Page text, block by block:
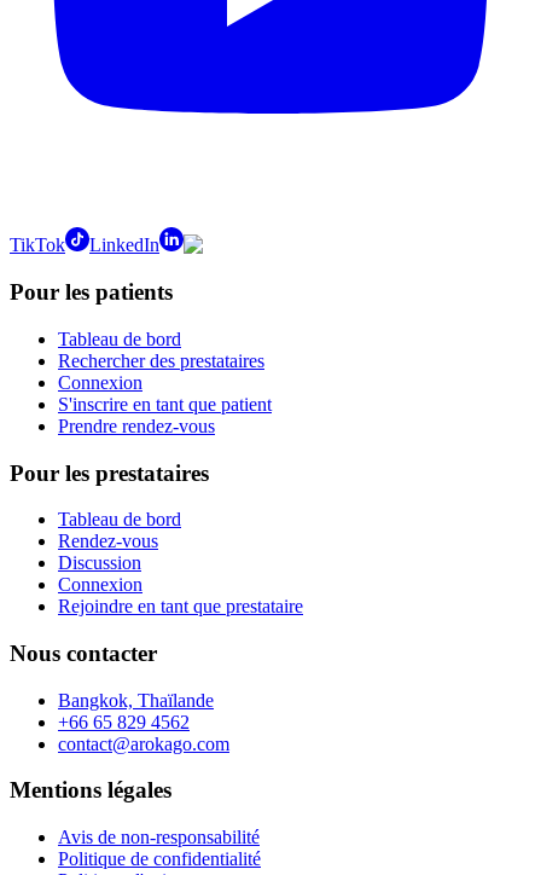
TikTok LinkedIn
Pour les patients
Tableau de bord
Rechercher des prestataires
Connexion
S'inscrire en tant que patient
Prendre rendez-vous
Pour les prestataires
Tableau de bord
Rendez-vous
Discussion
Connexion
Rejoindre en tant que prestataire
Nous contacter
Bangkok, Thaïlande
+66 65 829 4562
contact@arokago.com
Mentions légales
Avis de non-responsabilité
Politique de confidentialité